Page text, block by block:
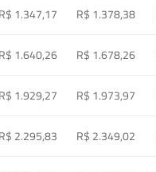
R$ 1.347,17 R$ 1.378,38
R$ 1.640,26 R$ 1.678,26
R$ 1.929,27 R$ 1.973,97
R$ 2.295,83 R$ 2.349,02